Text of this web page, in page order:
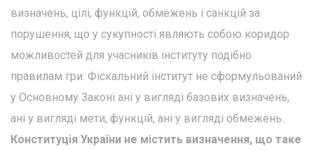
визначень, цілі, функцій, обмежень і санкцій за
порушення, що у сукупності являють собою коридор
можливостей для учасників інституту подібно
правилам гри. Фіскальний інститут не сформульований
у Основному Законі ані у вигляді базових визначень,
ані у вигляді мети, функцій, ані у вигляді обмежень.
Конституція України не містить визначення, що таке